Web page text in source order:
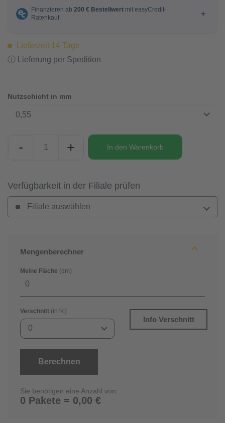
Lieferzeit 14 Tage
ⓘ Lieferung per Spedition
Nutzschicht in mm
0,55
- + In den Warenkorb
Verfügbarkeit in der Filiale prüfen
Filiale auswählen
Mengenberechner
Meine Fläche (qm)
Verschnitt (in %)
0
Info Verschnitt
Berechnen
Sie benötigen eine Anzahl von:
0 Pakete = 0,00 €